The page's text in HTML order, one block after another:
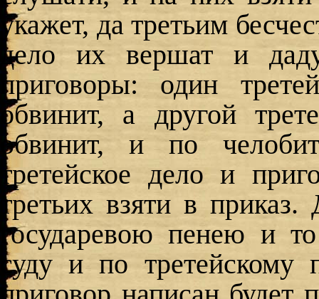
укажет, да третьим
дело их вершат и
приговоры: один
обвинит, а другой
обвинит, и по
третейское дело и
третьих взяти в
государевою пенею и
суду и по третейскому